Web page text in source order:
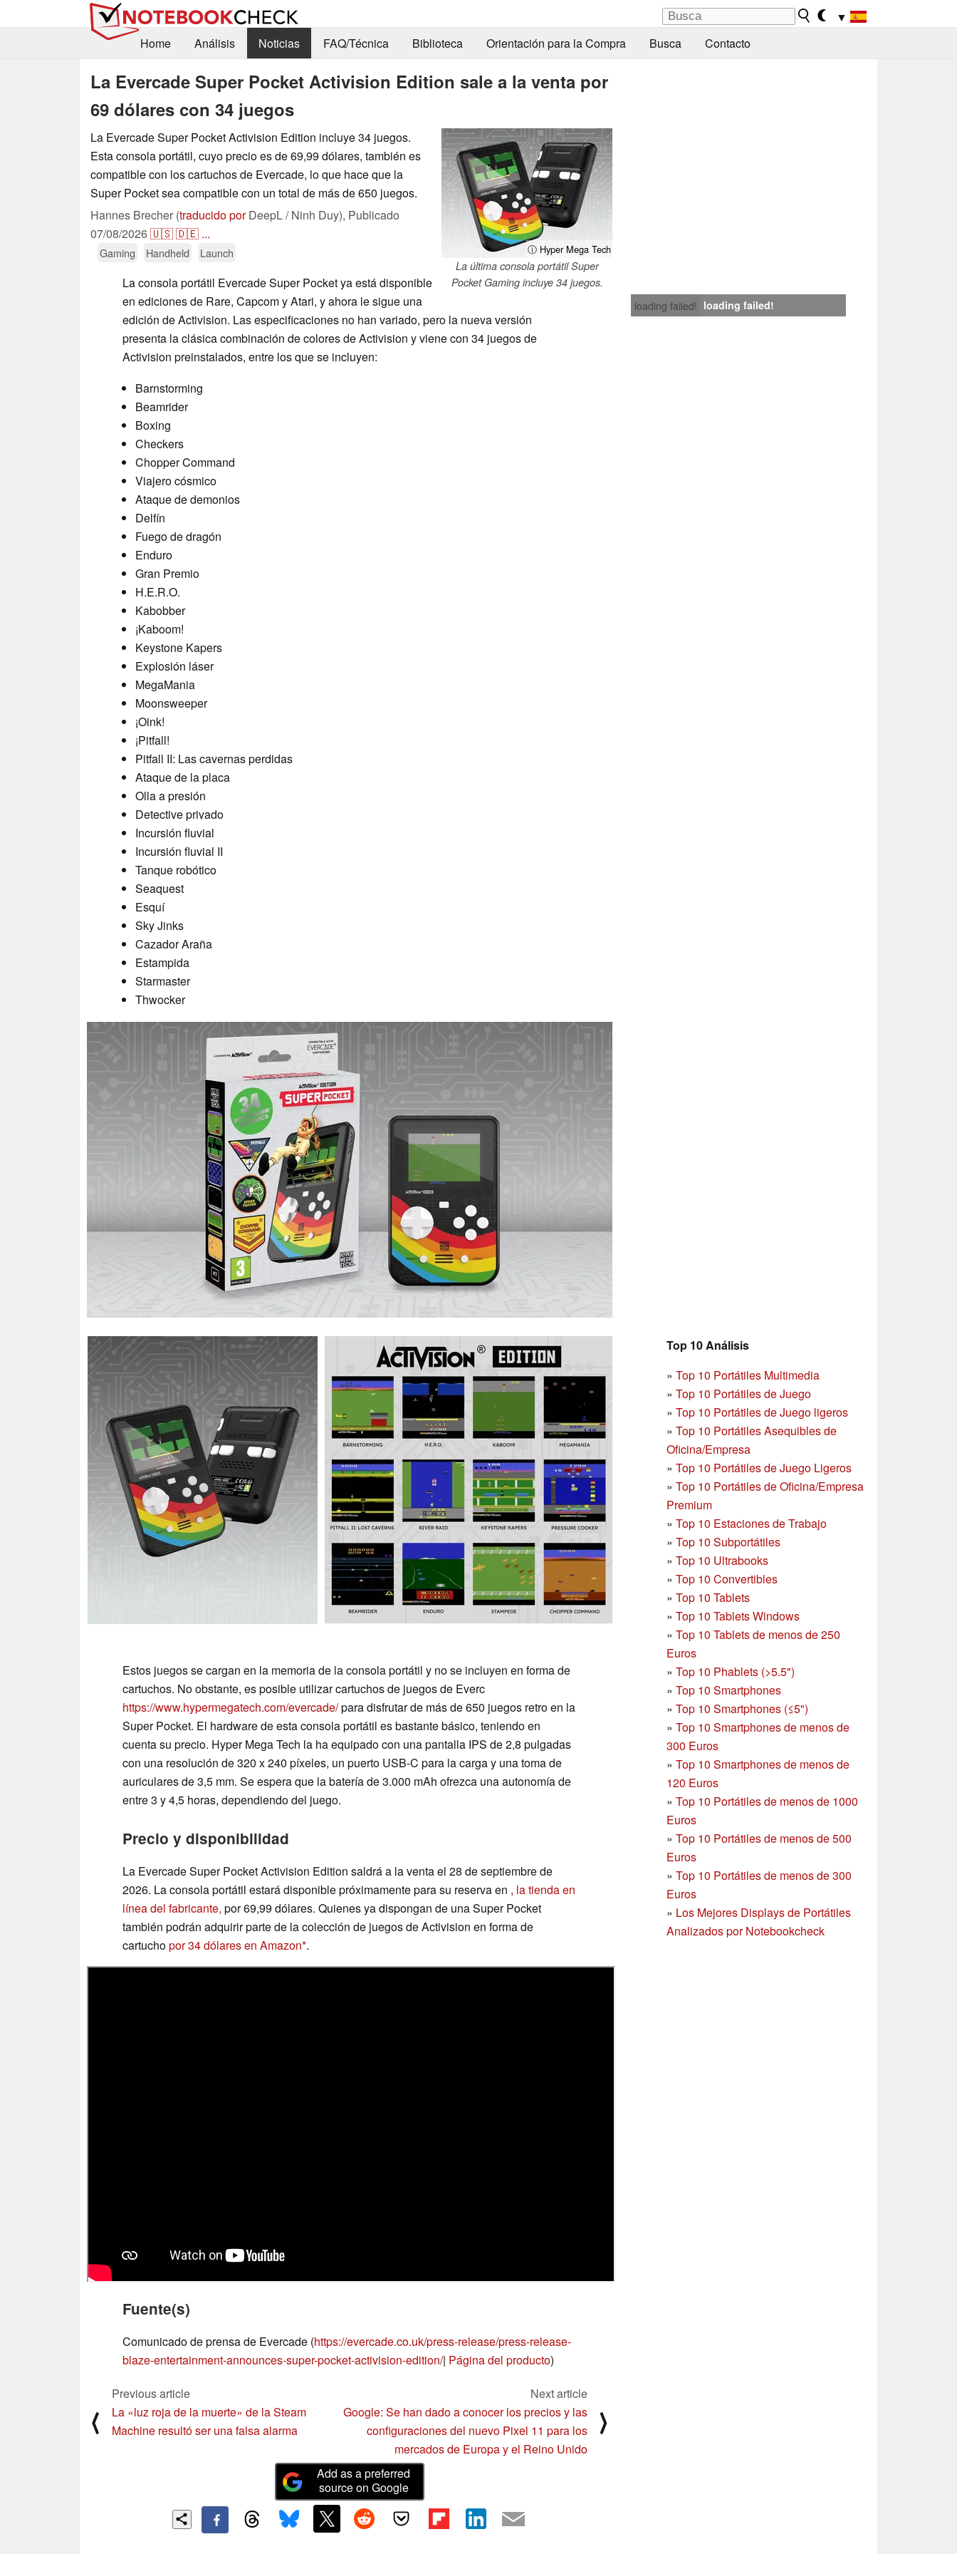
▼
Home
Análisis Noticias FAQ/Técnica Biblioteca Orientación para la Compra Busca Contacto
La Evercade Super Pocket Activision Edition sale a la venta por
69 dólares con 34 juegos
ⓘ Hyper Mega Tech
La última consola portátil Super
Pocket Gaming incluye 34 juegos.
La Evercade Super Pocket Activision Edition incluye 34 juegos.
Esta consola portátil, cuyo precio es de 69,99 dólares, también es
compatible con los cartuchos de Evercade, lo que hace que la
Super Pocket sea compatible con un total de más de 650 juegos.
Hannes Brecher (traducido porDeepL / Ninh Duy), Publicado
07/08/2026🇺🇸🇩🇪 ...
Gaming Handheld Launch
loading failed! loading failed!
La consola portátil Evercade Super Pocket ya está disponible
en ediciones de Rare, Capcom y Atari, y ahora le sigue una
edición de Activision. Las especificaciones no han variado, pero la nueva versión
presenta la clásica combinación de colores de Activision y viene con 34 juegos de
Activision preinstalados, entre los que se incluyen:
Barnstorming
Beamrider
Boxing
Checkers
Chopper Command
Viajero cósmico
Ataque de demonios
Delfín
Fuego de dragón
Enduro
Gran Premio
H.E.R.O.
Kabobber
¡Kaboom!
Keystone Kapers
Explosión láser
MegaMania
Moonsweeper
¡Oink!
¡Pitfall!
Pitfall II: Las cavernas perdidas
Ataque de la placa
Olla a presión
Detective privado
Incursión fluvial
Incursión fluvial II
Tanque robótico
Seaquest
Esquí
Sky Jinks
Cazador Araña
Estampida
Starmaster
Thwocker
Top 10 Análisis
» Top 10 Portátiles Multimedia
» Top 10 Portátiles de Juego
» Top 10 Portátiles de Juego ligeros
» Top 10 Portátiles Asequibles de
Oficina/Empresa
» Top 10 Portátiles de Juego Ligeros
» Top 10 Portátiles de Oficina/Empresa
Premium
» Top 10 Estaciones de Trabajo
» Top 10 Subportátiles
» Top 10 Ultrabooks
» Top 10 Convertibles
» Top 10 Tablets
» Top 10 Tablets Windows
» Top 10 Tablets de menos de 250
Euros
» Top 10 Phablets (>5.5")
» Top 10 Smartphones
» Top 10 Smartphones (≤5")
» Top 10 Smartphones de menos de
300 Euros
» Top 10 Smartphonesde menos de
120 Euros
» Top 10 Portátiles de menos de 1000
Euros
» Top 10 Portátiles de menos de 500
Euros
» Top 10 Portátiles de menos de 300
Euros
» Los Mejores Displays de Portátiles
Analizados por Notebookcheck
Estos juegos se cargan en la memoria de la consola portátil y no se incluyen en forma de
cartuchos. No obstante, es posible utilizar cartuchos de juegos de Everc
https://www.hypermegatech.com/evercade/para disfrutar de más de 650 juegos retro en la
Super Pocket. El hardware de esta consola portátil es bastante básico, teniendo en
cuenta su precio. Hyper Mega Tech la ha equipado con una pantalla IPS de 2,8 pulgadas
con una resolución de 320 x 240 píxeles, un puerto USB-C para la carga y una toma de
auriculares de 3,5 mm. Se espera que la batería de 3.000 mAh ofrezca una autonomía de
entre 3 y 4,5 horas, dependiendo del juego.
Precio y disponibilidad
La Evercade Super Pocket Activision Edition saldrá a la venta el 28 de septiembre de
2026. La consola portátil estará disponible próximamente para su reserva en , la tienda en
línea del fabricante, por 69,99 dólares. Quienes ya dispongan de una Super Pocket
también podrán adquirir parte de la colección de juegos de Activision en forma de
cartuchopor 34 dólares en Amazon .
Fuente(s)
Comunicado de prensa de Evercade (https://evercade.co.uk/press-release/press-release-
blaze-entertainment-announces-super-pocket-activision-edition/| Página del producto)
⟨
Previous article
La «luz roja de la muerte» de la Steam
Machine resultó ser una falsa alarma
Next article
Google: Se han dado a conocer los precios y las
configuraciones del nuevo Pixel 11 para los
mercados de Europa y el Reino Unido
⟩
Add as a preferred
source on Google